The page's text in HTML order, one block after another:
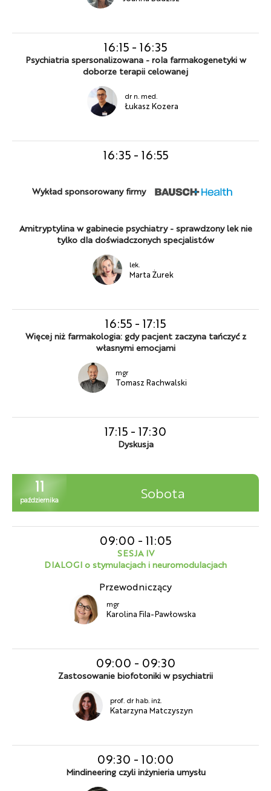
16:15 - 16:35
Psychiatria spersonalizowana - rola farmakogenetyki w
doborze terapii celowanej
dr n. med.
Łukasz Kozera
16:35- 16:55
Wykład sponsorowany firmy
Amitryptylina w gabinecie psychiatry - sprawdzony lek nie
tylko dla doświadczonych specjalistów
lek.
Marta Żurek
16:55 - 17:15
Więcej niż farmakologia: gdy pacjent zaczyna tańczyć z
własnymi emocjami
mgr
Tomasz Rachwalski
17:15 - 17:30
Dyskusja
11
października Sobota
09:00 - 11:05
SESJA IV
DIALOGI o stymulacjach i neuromodulacjach
Przewodniczący
mgr
Karolina Fila-Pawłowska
09:00 - 09:30
Zastosowanie biofotoniki w psychiatrii
prof. dr hab. inż.
Katarzyna Matczyszyn
09:30 - 10:00
Mindineering czyli inżynieria umysłu